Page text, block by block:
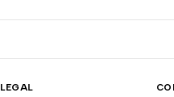
LEGAL